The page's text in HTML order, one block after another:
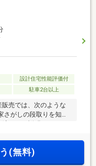
設計住宅性能評価付
駐車2台以上
売では、次のような
がしの段取りを知り
シミュレーションを
用や税金のことにお
(無料)